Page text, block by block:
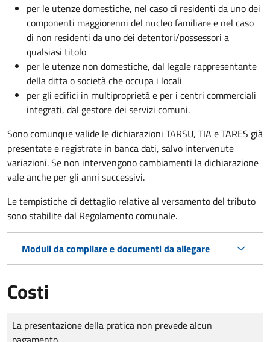
per le utenze domestiche, nel caso di residenti da uno dei
componenti maggiorenni del nucleo familiare e nel caso
di non residenti da uno dei detentori/possessori a
qualsiasi titolo
per le utenze non domestiche, dal legale rappresentante
della ditta o società che occupa i locali
per gli edifici in multiproprietà e per i centri commerciali
integrati, dal gestore dei servizi comuni.
Sono comunque valide le dichiarazioni TARSU, TIA e TARES già
presentate e registrate in banca dati, salvo intervenute
variazioni. Se non intervengono cambiamenti la dichiarazione
vale anche per gli anni successivi.
Le tempistiche di dettaglio relative al versamento del tributo
sono stabilite dal Regolamento comunale.
Moduli da compilare e documenti da allegare
Costi
Tipo di pagamento
Importo
La presentazione della pratica non prevede alcun